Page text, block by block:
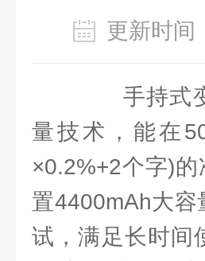
更新时
手持式变
量技术，能在
×0.2%+2个字)
置4400mAh大
试，满足长时间